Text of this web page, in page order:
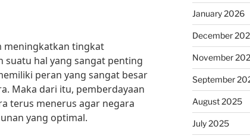
meningkatkan tingkat
suatu hal yang sangat penting
peran yang sangat besar
Maka dari itu, pemberdayaan
terus menerus agar negara
yang optimal.
January 2026
December
November
September
August 2025
July 2025